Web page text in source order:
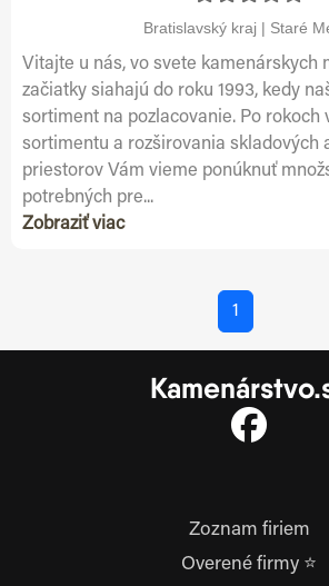
Bratislavský kraj | Staré
Vitajte u nás, vo svete kamenárskych
začiatky siahajú do roku 1993, kedy
sortiment na pozlacovanie. Po rokoch
sortimentu a rozširovania skladových
priestorov Vám vieme ponúknuť
potrebných pre...
Zobraziť viac
1
Zoznam firiem
Overené firmy ⭐